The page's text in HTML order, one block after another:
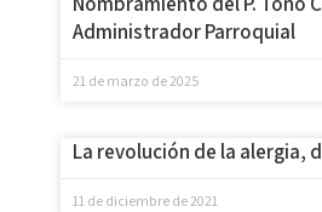
Administrador Parroquial
21 de marzo de 2025
La revolución de la alergia,
11 de diciembre de 2021